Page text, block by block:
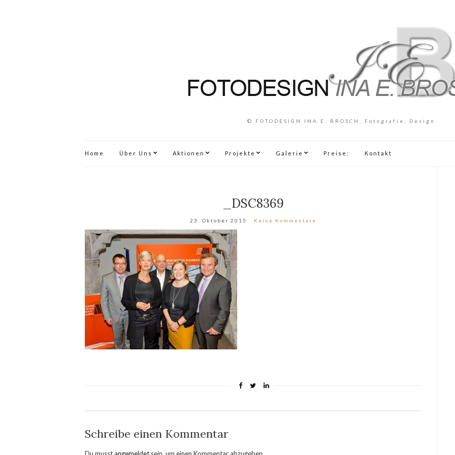
© FOTODESIGN INA E. BROSCH, Fotografie, Design
Home Über Uns Aktionen Projekte Galerie Preise: Kontakt
_DSC8369
23. Oktober 2015 Keine Kommentare
Schreibe einen Kommentar